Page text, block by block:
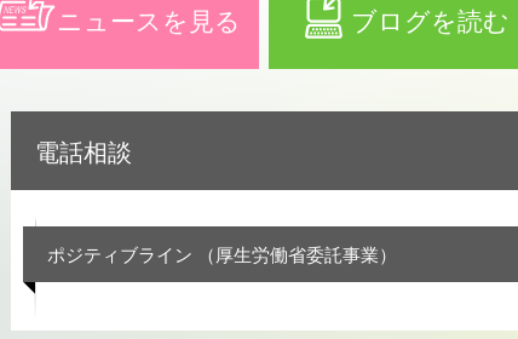
ニュースを見る ブログを読む
電話相談
ポジティブライン （厚生労働省委託事業）